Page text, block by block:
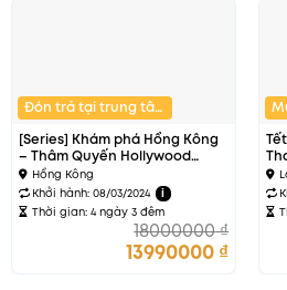
Đón trả tại trung tâm
[Series] Khám phá Hồng Kông
– Thâm Quyến Hollywood
phương đông
Hồng Kông
Khởi hành: 08/03/2024
i
Thời gian: 4 ngày 3 đêm
18000000₫
13990000 ₫